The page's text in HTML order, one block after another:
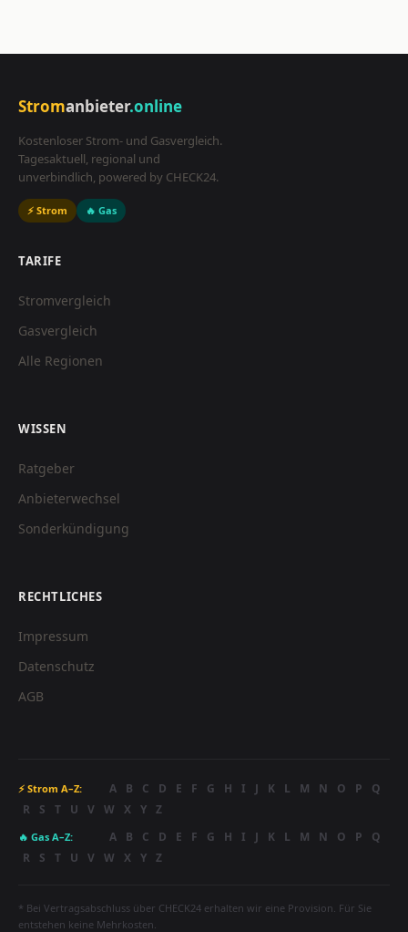
Stromanbieter.online
Kostenloser Strom- und Gasvergleich.
Tagesaktuell, regional und
unverbindlich, powered by CHECK24.
⚡ Strom 🔥 Gas
TARIFE
Stromvergleich
Gasvergleich
Alle Regionen
WISSEN
Ratgeber
Anbieterwechsel
Sonderkündigung
RECHTLICHES
Impressum
Datenschutz
AGB
⚡ Strom A–Z: A B C D E F G H I J K L M N O P
Q
R
S T U V W X Y Z
🔥 Gas A–Z: A B C D E F G H I J K L M N O P
Q
R
S T U V W X Y Z
* Bei Vertragsabschluss über CHECK24 erhalten wir eine Provision. Für Sie
entstehen keine Mehrkosten.